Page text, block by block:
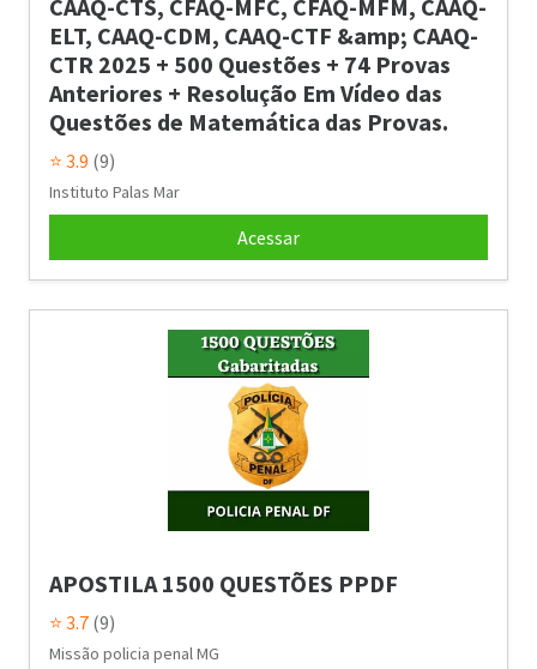
CAAQ-CTS, CFAQ-MFC, CFAQ-MFM, CAAQ-
ELT, CAAQ-CDM, CAAQ-CTF &amp; CAAQ-
CTR 2025 + 500 Questões + 74 Provas
Anteriores + Resolução Em Vídeo das
Questões de Matemática das Provas.
⭐ 3.9 (9)
Instituto Palas Mar
Acessar
APOSTILA 1500 QUESTÕES PPDF
⭐ 3.7 (9)
Missão policia penal MG